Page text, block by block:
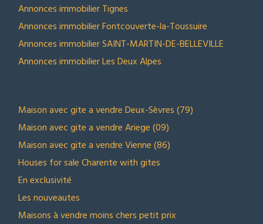
Annonces immobilier Tignes
Annonces immobilier Fontcouverte-la-Toussuire
Annonces immobilier SAINT-MARTIN-DE-BELLEVILLE
Annonces immobilier Les Deux Alpes
Maison avec gite a vendre Deux-Sèvres (79)
Maison avec gite a vendre Ariege (09)
Maison avec gite a vendre Vienne (86)
Houses for sale Charente with gites
En exclusivité
Les nouveautes
Maisons à vendre moins chers petit prix